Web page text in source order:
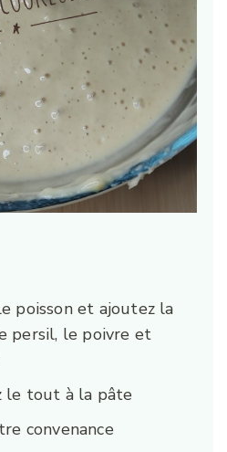
poisson et ajoutez la
persil, le poivre et
le tout à la pâte
convenance